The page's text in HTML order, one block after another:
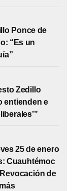
Ponce de
“Es un
Zedillo
entienden e
25 de enero
Cuauhtémoc
de